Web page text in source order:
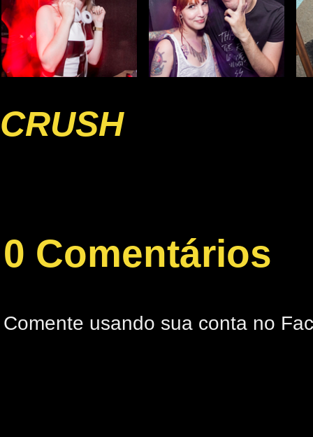
CRUSH
0 Comentários
Comente usando sua conta no